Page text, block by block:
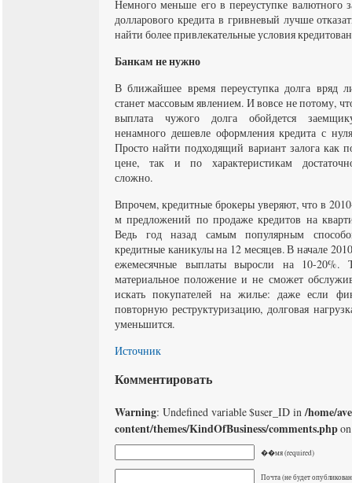
Немного меньше его в переуступке валютного
долларового кредита в гривневый лучше
найти более привлекательные условия
Банкам не нужно
В ближайшее время переуступка долга вряд
станет массовым явлением. И вовсе не потому,
выплата чужого долга обойдется
ненамного дешевле оформления кредита с
Просто найти подходящий вариант залога как
цене, так и по характеристикам
сложно.
Впрочем, кредитные брокеры уверяют, что в
м предложений по продаже кредитов на
Ведь год назад самым популярным
кредитные каникулы на 12 месяцев. В начале
ежемесячные выплаты выросли на 10-20%.
материальное положение и не сможет
искать покупателей на жилье: даже если
повторную реструктуризацию, долговая
уменьшится.
Источник
Комментировать
Warning: Undefined variable $user_ID in/home/
content/themes/KindOfBusiness/comments.php
��мя (required)
Почта (не будет